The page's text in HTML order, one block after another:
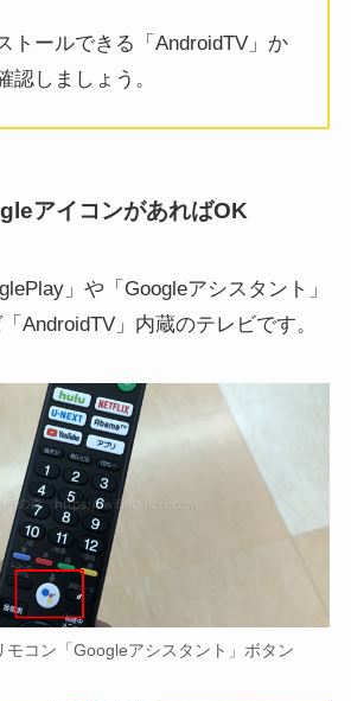
トールできる「AndroidTV」か
認しましょう。
アイコンがあればOK
」や「Googleアシスタント」
AndroidTV」内蔵のテレビです。
モコン「Googleアシスタント」ボタン